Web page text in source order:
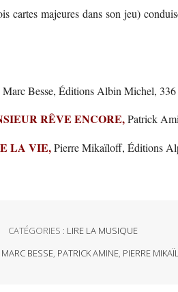
cartes majeures dans son jeu)
Marc Besse, Éditions Albin Michel,
RÊVE ENCORE,Patrick
LA VIE,Pierre Mikaïloff, Éditions
CATÉGORIES : LIRE LA MUSIQUE
MARC BESSE, PATRICK AMINE, PIERRE